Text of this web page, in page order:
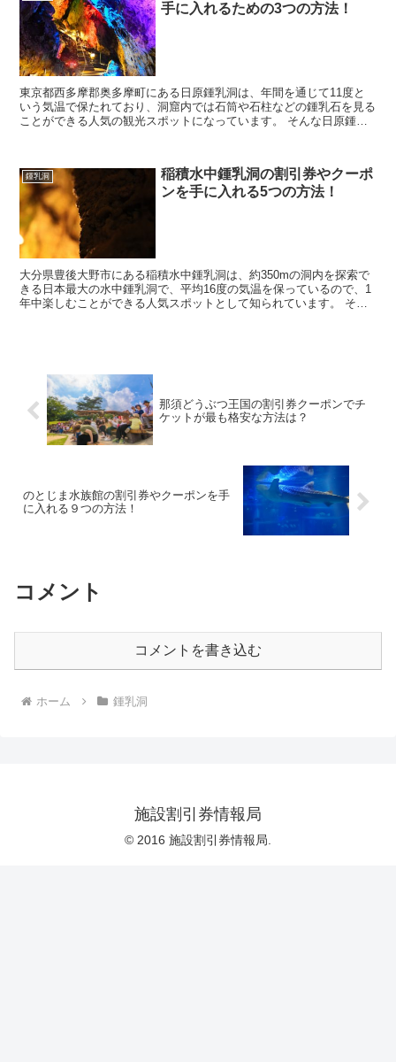
手に入れるための3つの方法！
東京都西多摩郡奥多摩町にある日原鍾乳洞は、年間を通じて11度と
いう気温で保たれており、洞窟内では石筒や石柱などの鍾乳石を見る
ことができる人気の観光スポットになっています。 そんな日原鍾乳
鍾乳洞
稲積水中鍾乳洞の割引券やクーポ
ンを手に入れる5つの方法！
大分県豊後大野市にある稲積水中鍾乳洞は、約350mの洞内を探索で
きる日本最大の水中鍾乳洞で、平均16度の気温を保っているので、1
年中楽しむことができる人気スポットとして知られています。 そん
那須どうぶつ王国の割引券クーポンでチ
ケットが最も格安な方法は？
のとじま水族館の割引券やクーポンを手
に入れる９つの方法！
コメント
コメントを書き込む
ホーム 鍾乳洞
施設割引券情報局
© 2016 施設割引券情報局.